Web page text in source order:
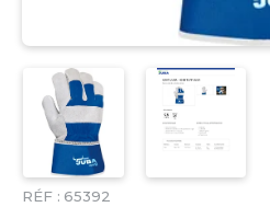
RÉF : 65392